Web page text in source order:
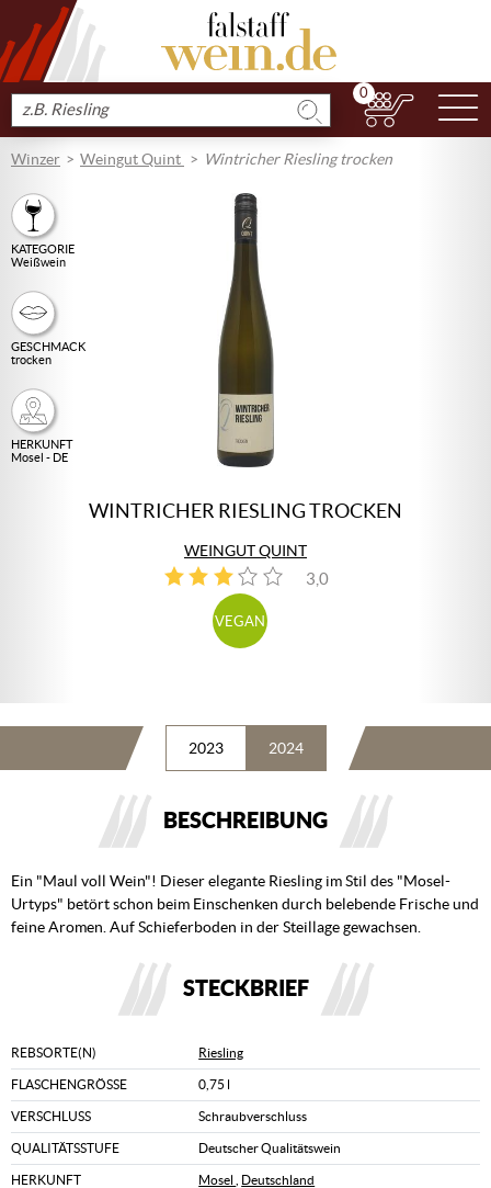
Produkt
suchen
0
Winzer Weingut Quint Wintricher Riesling trocken
KATEGORIE
Weißwein
GESCHMACK
trocken
HERKUNFT
Mosel - DE
WINTRICHER RIESLING TROCKEN
WEINGUT QUINT
3,0
1
VEGAN
2023 2024
BESCHREIBUNG
Ein "Maul voll Wein"! Dieser elegante Riesling im Stil des "Mosel-
Urtyps" betört schon beim Einschenken durch belebende Frische und
feine Aromen. Auf Schieferboden in der Steillage gewachsen.
STECKBRIEF
REBSORTE(N) Riesling
FLASCHENGRÖSSE 0,75 l
VERSCHLUSS Schraubverschluss
QUALITÄTSSTUFE Deutscher Qualitätswein
HERKUNFT Mosel Deutschland